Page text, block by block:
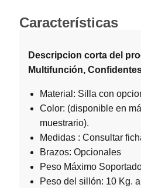
Características
Descripcion corta del
Multifunción,
Material: Silla con
Color: (disponible en
muestrario).
Medidas : Consultar
Brazos: Opcionales
Peso Máximo
Peso del sillón: 10 Kg.